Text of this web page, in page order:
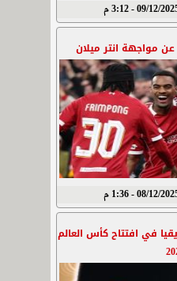
12/2025 - 3:12 م
مواجهة انتر ميلان
12/2025 - 1:36 م
في افتتاح كأس العالم